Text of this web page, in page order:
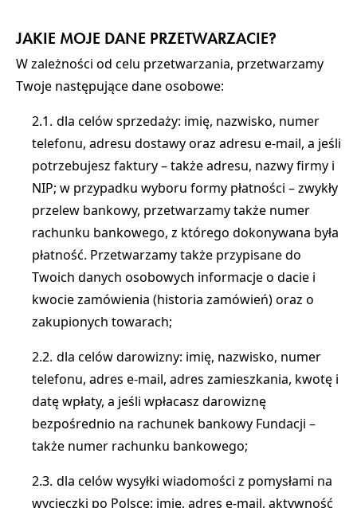
JAKIE MOJE DANE PRZETWARZACIE?
W zależności od celu przetwarzania, przetwarzamy
Twoje następujące dane osobowe:
dla celów sprzedaży: imię, nazwisko, numer
telefonu, adresu dostawy oraz adresu e-mail, a jeśli
potrzebujesz faktury – także adresu, nazwy firmy i
NIP; w przypadku wyboru formy płatności – zwykły
przelew bankowy, przetwarzamy także numer
rachunku bankowego, z którego dokonywana była
płatność. Przetwarzamy także przypisane do
Twoich danych osobowych informacje o dacie i
kwocie zamówienia (historia zamówień) oraz o
zakupionych towarach;
dla celów darowizny: imię, nazwisko, numer
telefonu, adres e-mail, adres zamieszkania, kwotę i
datę wpłaty, a jeśli wpłacasz darowiznę
bezpośrednio na rachunek bankowy Fundacji –
także numer rachunku bankowego;
dla celów wysyłki wiadomości z pomysłami na
wycieczki po Polsce: imię, adres e-mail, aktywność